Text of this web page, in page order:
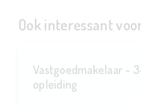
Ook interessant
Vastgoedmakelaar -
opleiding